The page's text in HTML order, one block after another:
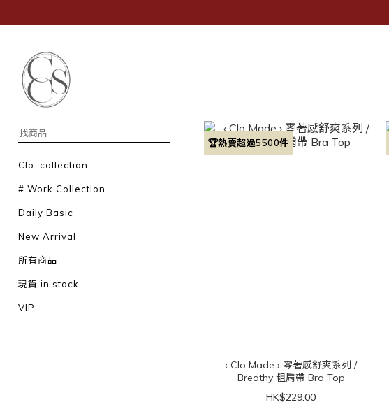
Clo. collection
# Work Collection
Daily Basic
New Arrival
所有商品
現貨 in stock
VIP
🏆熱賣超過5500件
‹ Clo Made › 零著感舒爽系列 /
Breathy 粗肩帶 Bra Top
HK$229.00